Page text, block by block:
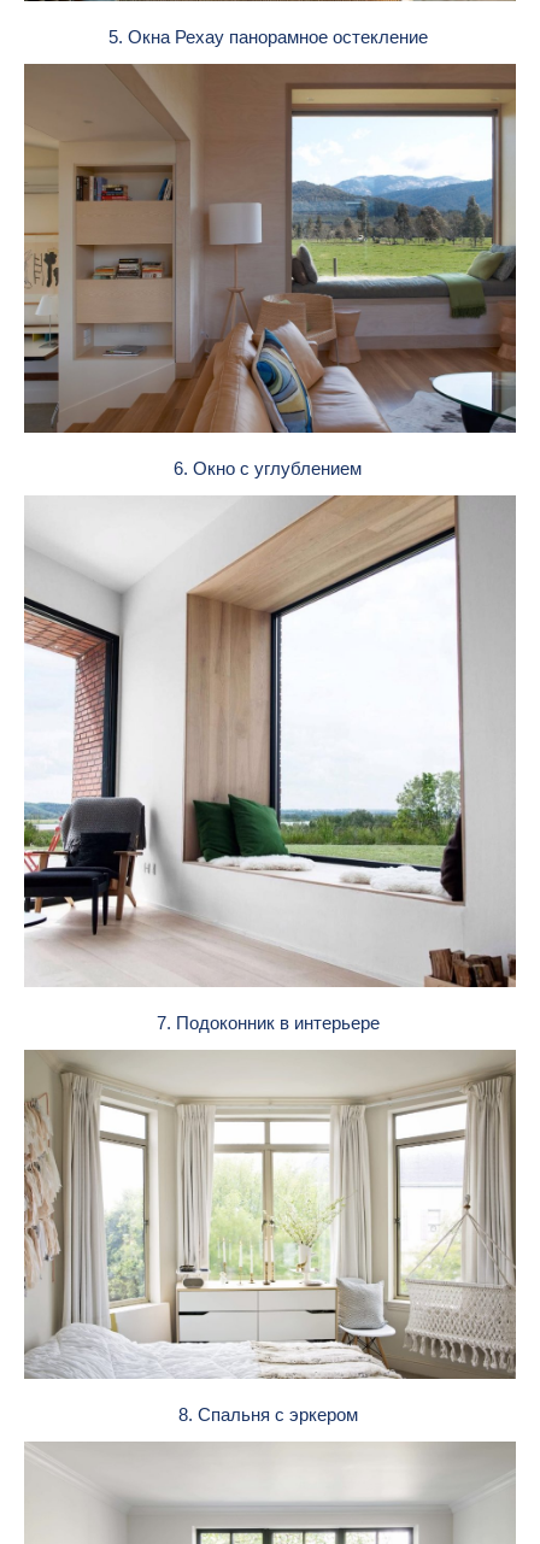
5. Окна Рехау панорамное остекление
6. Окно с углублением
7. Подоконник в интерьере
8. Спальня с эркером